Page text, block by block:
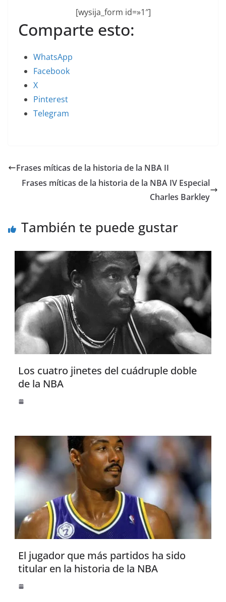
[wysija_form id=»1″]
Comparte esto:
WhatsApp
Facebook
X
Pinterest
Telegram
Frases míticas de la historia de la NBA II
Frases míticas de la historia de la NBA IV Especial
Charles Barkley
También te puede gustar
Los cuatro jinetes del cuádruple doble
de la NBA
El jugador que más partidos ha sido
titular en la historia de la NBA